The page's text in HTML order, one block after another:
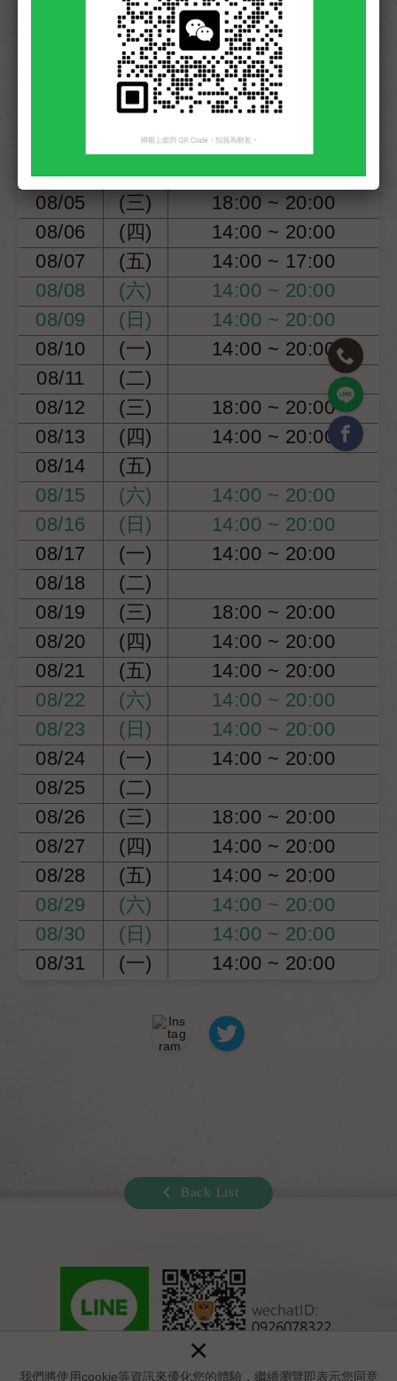
我們將使用cookie等資訊來優化您的體驗，繼續瀏覽即表示您同意
×
(四)
14:00 ~ 16:00
(五)
16:00 ~ 20:00
(六)
(日)
(一)
14:00 ~ 20:00
08/04
(二)
08/05
(三)
18:00 ~ 20:00
08/06
(四)
14:00 ~ 20:00
08/07
(五)
14:00 ~ 17:00
08/08
(六)
14:00 ~ 20:00
08/09
(日)
14:00 ~ 20:00
08/10
(一)
14:00 ~ 20:00
08/11
(二)
08/12
(三)
18:00 ~ 20:00
08/13
(四)
14:00 ~ 20:00
08/14
(五)
08/15
(六)
14:00 ~ 20:00
08/16
(日)
14:00 ~ 20:00
08/17
(一)
14:00 ~ 20:00
08/18
(二)
08/19
(三)
18:00 ~ 20:00
08/20
(四)
14:00 ~ 20:00
08/21
(五)
14:00 ~ 20:00
08/22
(六)
14:00 ~ 20:00
08/23
(日)
14:00 ~ 20:00
08/24
(一)
14:00 ~ 20:00
08/25
(二)
08/26
(三)
18:00 ~ 20:00
08/27
(四)
14:00 ~ 20:00
08/28
(五)
14:00 ~ 20:00
08/29
(六)
14:00 ~ 20:00
08/30
(日)
14:00 ~ 20:00
08/31
(一) 14:00 ~ 20:00
Back List
網頁設計：新視野